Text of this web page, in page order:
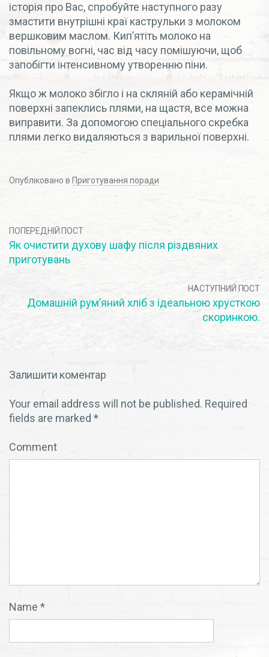
історія про Вас, спробуйте наступного разу
змастити внутрішні краї каструльки з молоком
вершковим маслом. Кип’ятіть молоко на
повільному вогні, час від часу помішуючи, щоб
запобігти інтенсивному утворенню піни.
Якщо ж молоко збігло і на скляній або керамічній
поверхні запеклись плями, на щастя, все можна
виправити. За допомогою спеціального скребка
плями легко видаляються з варильної поверхні.
Опубліковано в Приготування поради
ПОПЕРЕДНІЙ ПОСТ
Як очистити духову шафу після різдвяних
приготувань
НАСТУПНИЙ ПОСТ
Домашній рум’яний хліб з ідеальною хрусткою
скоринкою.
Залишити коментар
Your email address will not be published. Required
fields are marked *
Comment
Name *